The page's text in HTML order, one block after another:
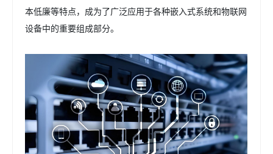
本低廉等特点，成为了广泛应用于各种嵌入式系统和物联网
设备中的重要组成部分。